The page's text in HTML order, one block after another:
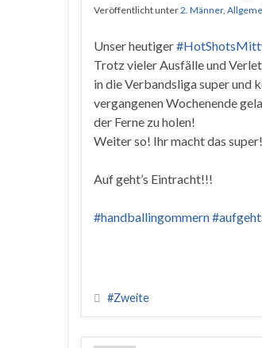
Veröffentlicht unter2. Männer,
Unser heutiger
Trotz vieler Ausfälle und
in die Verbandsliga super und
vergangenen Wochenende
der Ferne zu holen!
Weiter so! Ihr macht das super!
Auf geht’s Eintracht!!!
#handballingommern
#Zweite